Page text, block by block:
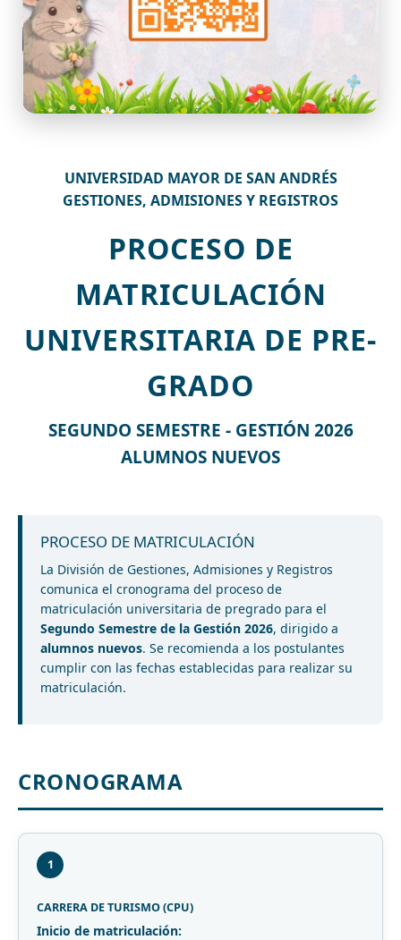
UNIVERSIDAD MAYOR DE SAN ANDRÉS
GESTIONES, ADMISIONES Y REGISTROS
PROCESO DE
MATRICULACIÓN
UNIVERSITARIA DE PRE-
GRADO
SEGUNDO SEMESTRE - GESTIÓN 2026
ALUMNOS NUEVOS
PROCESO DE MATRICULACIÓN
La División de Gestiones, Admisiones y Registros
comunica el cronograma del proceso de
matriculación universitaria de pregrado para el
Segundo Semestre de la Gestión 2026, dirigido a
alumnos nuevos. Se recomienda a los postulantes
cumplir con las fechas establecidas para realizar su
matriculación.
CRONOGRAMA
1
CARRERA DE TURISMO (CPU)
Inicio de matriculación: